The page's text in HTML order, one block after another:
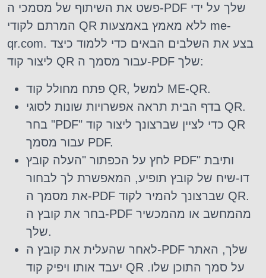
פשט את השיתוף של מסמכי ה-PDF שלך על ידי
המרתם לקודי QR ללא מאמץ באמצעות me-
qr.com. בצע את השלבים הבאים כדי ללמוד כיצד
ליצור קוד QR עבור מסמך ה-PDF שלך:
פתח מחולל קוד QR, למשל ME-QR.
בדף הבית תראה אפשרויות שונות לסוגי QR.
בחר "PDF" כדי לציין שברצונך ליצור קוד QR
עבור מסמך PDF.
לחץ על הכפתור "העלה קובץ PDF" ותיבת
דו-שיח של קובץ תופיע, המאפשרת לך לבחור
את מסמך ה-PDF שברצונך להמיר לקוד QR.
בחר את קובץ ה-PDF מהמחשב או מהמכשיר
שלך.
לאחר שהעלית את קובץ ה-PDF שלך, האתר
יעבד אותו ויפיק קוד QR על סמך התוכן שלו.